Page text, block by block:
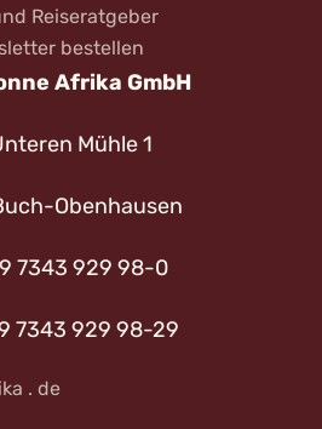
Reiseratgeber
bestellen
Afrika GmbH
Mühle 1
Obenhausen
7343 929 98-0
7343 929 98-29
. de